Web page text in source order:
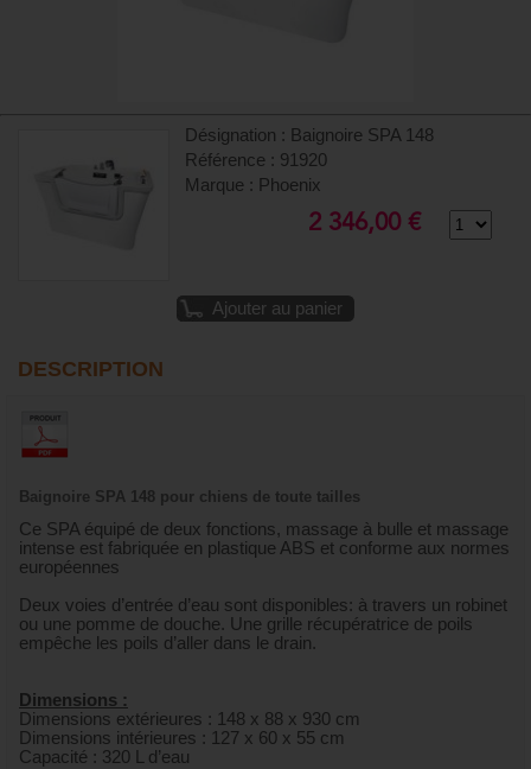
Désignation : Baignoire SPA 148
Référence : 91920
Marque : Phoenix
2 346,00 €
Ajouter au panier
DESCRIPTION
Baignoire SPA 148 pour chiens de toute tailles
Ce SPA équipé de deux fonctions, massage à bulle et massage
intense est fabriquée en plastique ABS et conforme aux normes
européennes
Deux voies d’entrée d’eau sont disponibles: à travers un robinet
ou une pomme de douche. Une grille récupératrice de poils
empêche les poils d’aller dans le drain.
Dimensions :
Dimensions extérieures : 148 x 88 x 930 cm
Dimensions intérieures : 127 x 60 x 55 cm
Capacité : 320 L d’eau